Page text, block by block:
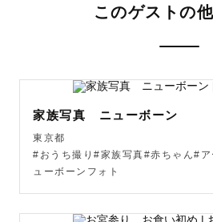
1人でも多くの人に気づ
という思いで19歳の時にカメラを始
今でも同じ気持ちで撮影しておりま
いつかの未来で、「この時を写真
このゲストの
家族写真 ニューボーン
東京都
#おうち撮り#家族写真#赤ちゃん#
ューボーンフォト